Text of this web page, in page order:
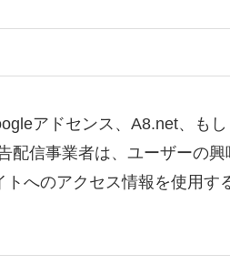
アドセンス、A8.net、も
配信事業者は、ユーザーの
へのアクセス情報を使用す